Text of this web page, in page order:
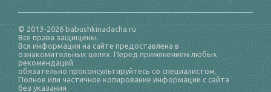
© 2013-2026 babushkinadacha.ru
Все права защищены.
Вся информация на сайте предоставлена в
ознакомительных целях. Перед применением любых
рекомендаций
обязательно проконсультируйтесь со специалистом.
Полное или частичное копирование информации с сайта
без указания